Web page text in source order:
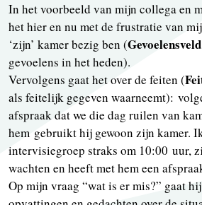
In het voorbeeld van mijn collega en
het hier en nu met de frustratie van
‘zijn’ kamer bezig ben (Gevoelensveld
gevoelens in het heden).
Vervolgens gaat het over de feiten (
als feitelijk gegeven waarneemt):
afspraak dat we die dag ruilen van
hem gebruikt hij gewoon zijn kamer.
intervisiegroep straks om 10:00 uur,
wachten en heeft met hem een
Op mijn vraag “wat is er mis?” gaat